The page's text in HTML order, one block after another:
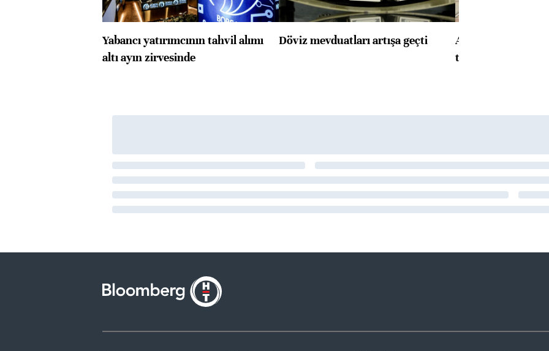
Yabancı yatırımcının tahvil alımı
altı ayın zirvesinde
Döviz mevduatları artışa geçti
ABD'de konut
toparlandı